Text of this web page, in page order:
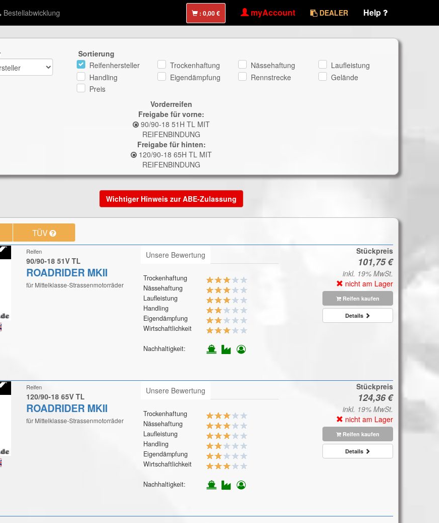
Bestellabwicklung : myAccount DEALER Help
Sortierung
Reifenhersteller
Trockenhaftung Nässehaftung
Laufleistung
Handling
Eigendämpfung Rennstrecke
Gelände
Preis
Vorderreifen
Freigabe für vorne:
90/90-18 51H TL MIT
REIFENBINDUNG
Freigabe für hinten:
120/90-18 65H TL MIT
REIFENBINDUNG
Wichtiger Hinweis zur ABE-Zulassung
TÜV
Reifen
90/90-18 51V TL
ROADRIDER MKII
für Mittelklasse-Strassenmotorräder
Unsere Bewertung
Trockenhaftung
Nässehaftung
Laufleistung
Handling
Eigendämpfung
Wirtschaftlichkeit
Nachhaltigkeit:
Stückpreis
inkl. 19% MwSt.
nicht am Lager
Reifen kaufen
Details
Reifen
120/90-18 65V TL
ROADRIDER MKII
für Mittelklasse-Strassenmotorräder
Unsere Bewertung
Trockenhaftung
Nässehaftung
Laufleistung
Handling
Eigendämpfung
Wirtschaftlichkeit
Nachhaltigkeit:
Stückpreis
inkl. 19% MwSt.
nicht am Lager
Reifen kaufen
Details